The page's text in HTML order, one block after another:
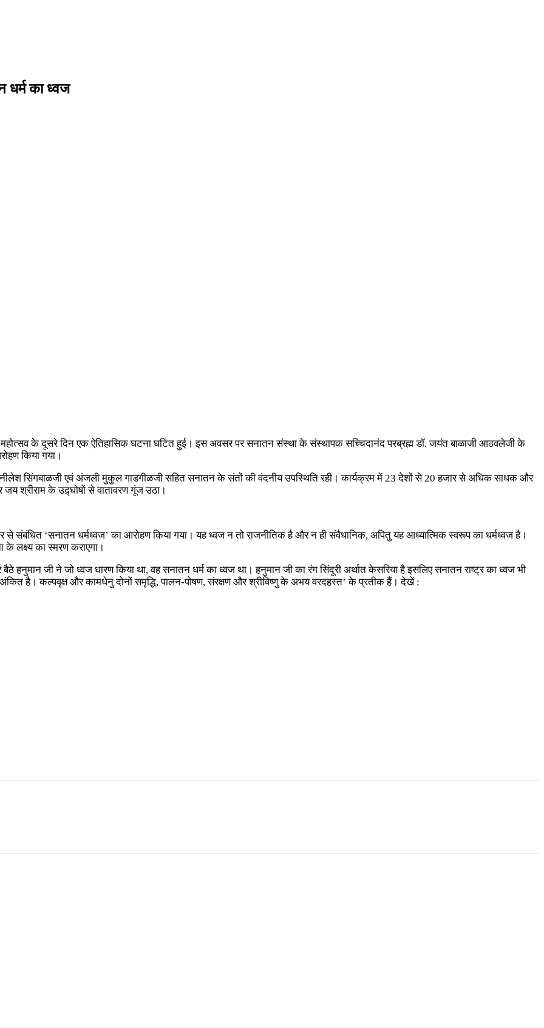
धर्म का ध्‍वज
के दूसरे दिन एक ऐतिहासिक घटना घटित हुई। इस अवसर पर सनातन संस्‍था के संस्‍थापक सच्‍चिदानंद परब्रह्म डॉ. जयंत बाळाजी आठवलेजी के
किया गया।
नीलेश सिंगबाळजी एवं अंजली मुकुल गाडगीळजी सहित सनातन के संतों की वंदनीय उपस्‍थिति रही। कार्यक्रम में 23 देशों से 20 हजार से अधिक साधक और
जय श्रीराम के उद़्‍घोषों से वातावरण गूंज उठा।
से संबंधित ‘सनातन धर्मध्‍वज’ का आरोहण किया गया। यह ध्‍वज न तो राजनीतिक है और न ही संवैधानिक, अपितु यह आध्‍यात्‍मिक स्‍वरूप का धर्मध्‍वज है।
के लक्ष्य का स्‍मरण कराएगा।
हनुमान जी ने जो ध्‍वज धारण किया था, वह सनातन धर्म का ध्‍वज था। हनुमान जी का रंग सिंदूरी अर्थात केसरिया है इसलिए सनातन राष्‍ट्र का ध्‍वज भी
है। कल्‍पवृक्ष और कामधेनु दोनों समृद्धि, पालन-पोषण, संरक्षण और श्रीविष्‍णु के अभय वरदहस्‍त’ के प्रतीक हैं। देखें :